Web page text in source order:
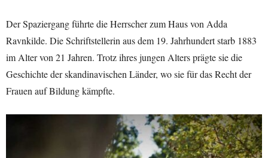
Der Spaziergang führte die Herrscher zum Haus von Adda
Ravnkilde. Die Schriftstellerin aus dem 19. Jahrhundert starb 1883
im Alter von 21 Jahren. Trotz ihres jungen Alters prägte sie die
Geschichte der skandinavischen Länder, wo sie für das Recht der
Frauen auf Bildung kämpfte.